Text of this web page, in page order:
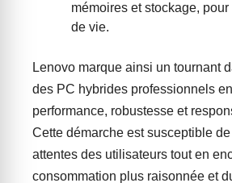
mémoires et stockage,
de vie.
Lenovo marque ainsi un tournant
des PC hybrides professionnels
performance, robustesse et
Cette démarche est susceptible
attentes des utilisateurs tout en
consommation plus raisonnée et